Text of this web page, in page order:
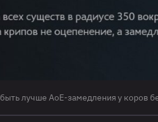
лучше АоЕ-замедления у коров